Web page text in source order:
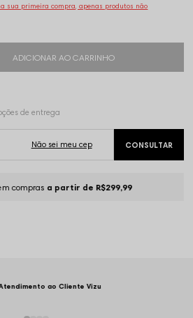
sua primeira compra, apenas produtos não
compras a partir de R$299,99
Atendimento ao Cliente Vizu